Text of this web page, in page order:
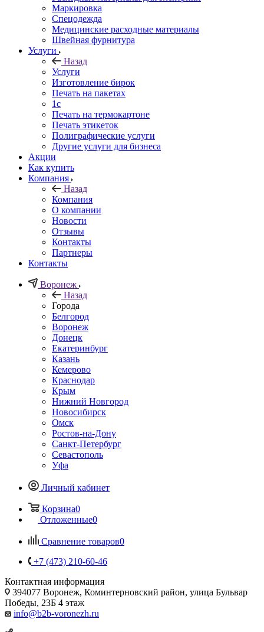
Маркировка
Спецодежда
Медицинские расходные материалы
Швейная фурнитура
Услуги
Назад
Услуги
Изготовление бирок
Печать на пакетах
1c
Печать на термокартоне
Печать этикеток
Полиграфические услуги
Другие услуги для бизнеса
Акции
Как купить
Компания
Назад
Компания
О компании
Новости
Отзывы
Контакты
Партнеры
Контакты
Воронеж
Назад
Города
Белгород
Воронеж
Донецк
Екатеринбург
Казань
Кемерово
Краснодар
Крым
Нижний Новгород
Новосибирск
Омск
Ростов-на-Дону
Санкт-Петербург
Севастополь
Уфа
Личный кабинет
Корзина0
Отложенные0
Сравнение товаров0
+7 (473) 210-60-46
Контактная информация
394077 Воронеж, Коминтерновский район, улица Бульвар
Победы, 23Б​ 4 этаж
info@b2b-voronezh.ru